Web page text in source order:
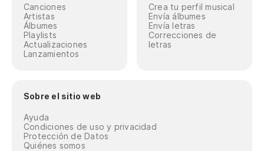
Canciones
Artistas
Álbumes
Playlists
Actualizaciones
Lanzamientos
Crea tu perfil musical
Envía álbumes
Envía letras
Correcciones de
letras
Sobre el sitio web
Ayuda
Condiciones de uso y privacidad
Protección de Datos
Quiénes somos